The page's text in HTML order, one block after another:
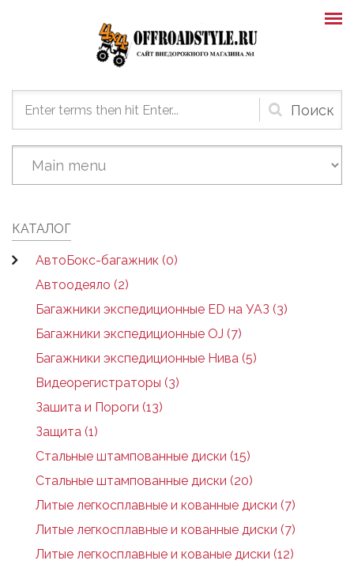
Форма
поиска
КАТАЛОГ
АвтоБокс-багажник (0)
Автоодеяло (2)
Багажники экспедиционные ED на УАЗ (3)
Багажники экспедиционные OJ (7)
Багажники экспедиционные Нива (5)
Видеорегистраторы (3)
Зашита и Пороги (13)
Защита (1)
Стальные штампованные диски (15)
Стальные штампованные диски (20)
Литые легкосплавные и кованные диски (7)
Литые легкосплавные и кованные диски (7)
Литые легкосплавные и кованые диски (12)